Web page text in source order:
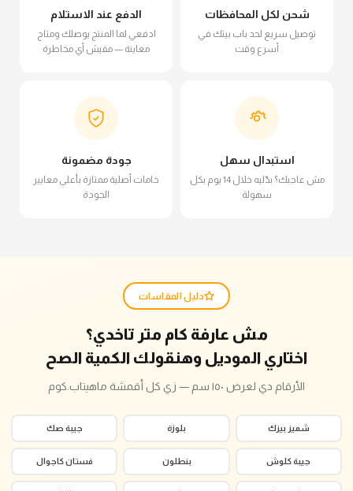
شحن لكل المحافظات
توصيل سريع لحد باب بيتك في
أسرع وقت
الدفع عند الاستلام
ادفعي لما المنتج يوصلك ومتاح
معاينة — مفيش أي مخاطرة
استبدال سهل
مش عاجبك؟ بدّليه خلال 14 يوم بكل
سهولة
جودة مضمونة
خامات أصلية ممتازة بأعلى معايير
الجودة
دليل المقاسات
مش عارفة كام متر تاخدي؟
اختاري الموديل وهنقولك الكمية الصح
الأرقام دي لعرض ١٥٠ سم — زي كل أقمشة ماهيتاب.كوم
شميز بيزك بلوزة جيبة صك
جيبة كلوش بنطلون فستان كاجوال